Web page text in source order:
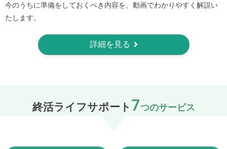
今のうちに準備をしておくべき内容を、動画でわかりやすく解説い
たします。
詳細を見る
終活ライフサポート 7つのサービス